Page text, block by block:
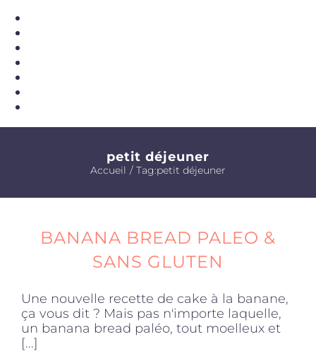
petit déjeuner
Accueil Tag:petit déjeuner
BANANA BREAD PALEO &
SANS GLUTEN
Une nouvelle recette de cake à la banane,
ça vous dit ? Mais pas n'importe laquelle,
un banana bread paléo, tout moelleux et
[...]